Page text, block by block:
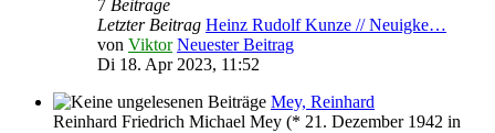
7 Beiträge
Letzter Beitrag Heinz Rudolf Kunze // Neuigke…
von Viktor Neuester Beitrag
Di 18. Apr 2023, 11:52
Mey, Reinhard
Reinhard Friedrich Michael Mey (* 21. Dezember 1942 in